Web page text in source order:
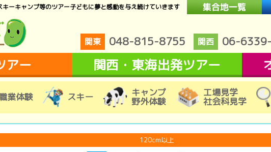
ーキャンプ等のツアー子どもに夢と感動を与え続けていきます
関東 048-815-8755 関西 06-
アー 関西・東海出発ツアー
業体験 スキー キャンプ
野外体験
工場見学
社会科見学
120cm以上